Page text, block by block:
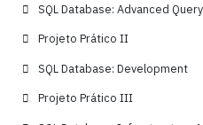
SQL Database: Advanced
Projeto Prático II
SQL Database: Development
Projeto Prático III